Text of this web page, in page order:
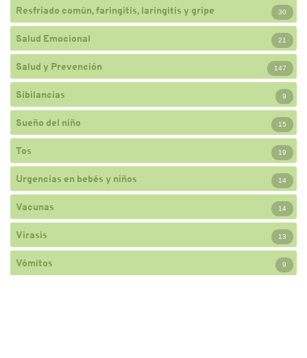
Resfriado común, faringitis, laringitis y gripe 30
Salud Emocional 21
Salud y Prevención 147
Sibilancias 9
Sueño del niño 15
Tos 19
Urgencias en bebés y niños 14
Vacunas 14
Virasis 13
Vómitos 9